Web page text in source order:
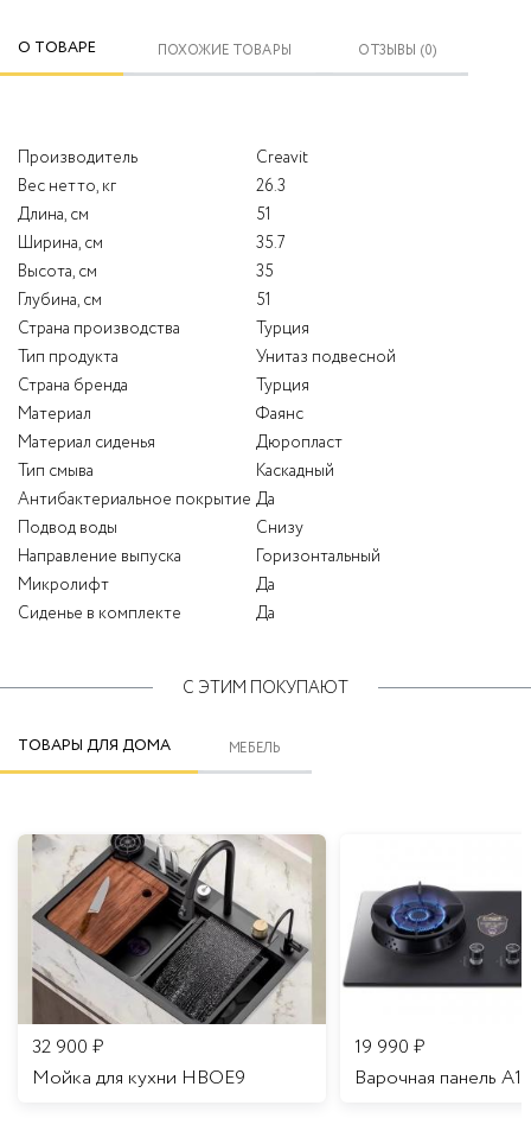
О ТОВАРЕ ПОХОЖИЕ ТОВАРЫ ОТЗЫВЫ (0)
Производитель
Creavit
Вес нетто, кг
26.3
Длина, см
51
Ширина, см
35.7
Высота, см
35
Глубина, см
51
Страна производства
Турция
Тип продукта
Унитаз подвесной
Страна бренда
Турция
Материал
Фаянс
Материал сиденья
Дюропласт
Тип смыва
Каскадный
Антибактериальное покрытие Да
Подвод воды
Снизу
Направление выпуска
Горизонтальный
Микролифт
Да
Сиденье в комплекте
Да
С ЭТИМ ПОКУПАЮТ
ТОВАРЫ ДЛЯ ДОМА МЕБЕЛЬ
32 900 ₽
Мойка для кухни HBOE9
19 990 ₽
Варочная панель A16